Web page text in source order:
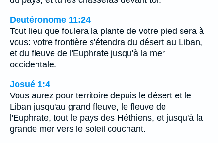
Deutéronome 11:24
Tout lieu que foulera la plante de votre pied sera à
vous: votre frontière s'étendra du désert au Liban,
et du fleuve de l'Euphrate jusqu'à la mer
occidentale.
Josué 1:4
Vous aurez pour territoire depuis le désert et le
Liban jusqu'au grand fleuve, le fleuve de
l'Euphrate, tout le pays des Héthiens, et jusqu'à la
grande mer vers le soleil couchant.